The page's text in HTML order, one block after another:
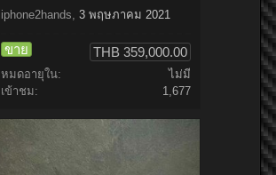
iphone2hands, 3 พฤษภาคม 2021
ขาย THB 359,000.00
หมดอายุใน:
ไม่มี
เข้าชม:
1,677